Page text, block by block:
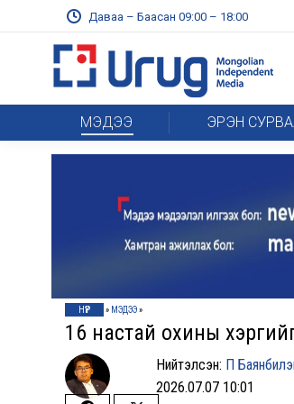
Даваа – Баасан 09:00 – 18:00
МЭДЭЭ ЭРЭН
НҮҮР » МЭДЭЭ»
16 настай охины
Нийтэлсэн: П
2026.07.07 10:01